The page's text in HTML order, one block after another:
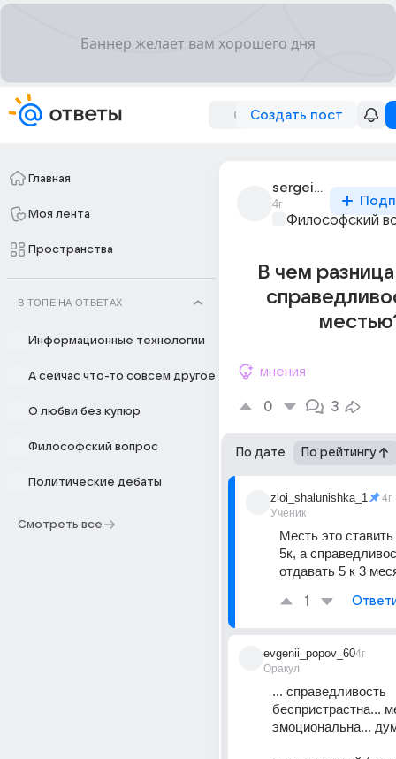
Создать пост
Главная
Моя лента
Пространства
В ТОПЕ НА ОТВЕТАХ
Информационные технологии
А сейчас что-то совсем другое
О любви без купюр
Философский вопрос
Политические дебаты
Смотреть все
sergei_shkud_5
4г
Философский
В чем
мнения
0 3
По дате По рейтингу
zloi_shalunishka_1
Ученик
4г
Месть это
5к, а
отдавать 5 к 3
1
evgenii_popov_60
Оракул
4г
... справедливость
беспристрастна...
эмоциональна...